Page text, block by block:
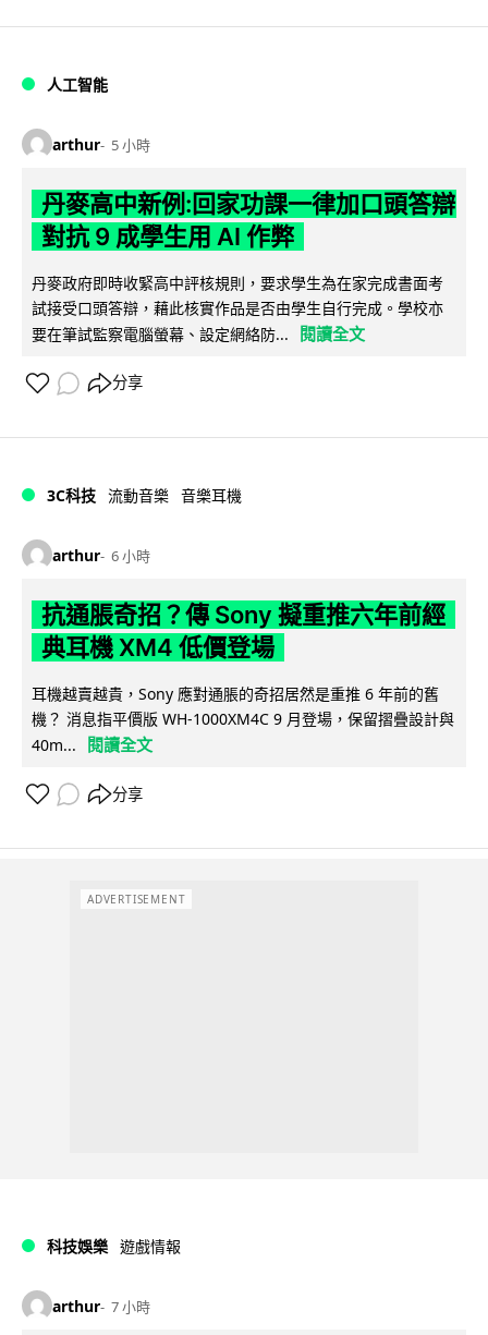
人工智能
arthur 5 小時
丹麥高中新例:回家功課一律加口頭答辯
對抗 9 成學生用 AI 作弊
丹麥政府即時收緊高中評核規則，要求學生為在家完成書面考
試接受口頭答辯，藉此核實作品是否由學生自行完成。學校亦
要在筆試監察電腦螢幕、設定網絡防...
閱讀全文
分享
3C科技 流動音樂 音樂耳機
arthur 6 小時
抗通脹奇招？傳 Sony 擬重推六年前經
典耳機 XM4 低價登場
耳機越賣越貴，Sony 應對通脹的奇招居然是重推 6 年前的舊
機？ 消息指平價版 WH-1000XM4C 9 月登場，保留摺疊設計與
40m...
閱讀全文
分享
ADVERTISEMENT
科技娛樂 遊戲情報
arthur 7 小時